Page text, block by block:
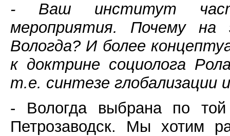
- Ваш институт
мероприятия. Почему
Вологда? И более
к доктрине социолога
т.е. синтезе глобализации
- Вологда выбрана по
Петрозаводск. Мы хотим